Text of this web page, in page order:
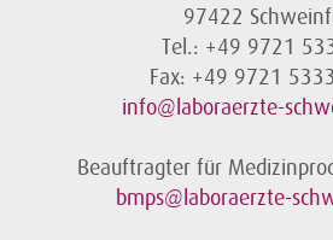
97422
Tel.: +49 9721
Fax: +49 9721
info@laboraerzte-
Beauftragter für
bmps@laboraerzte-